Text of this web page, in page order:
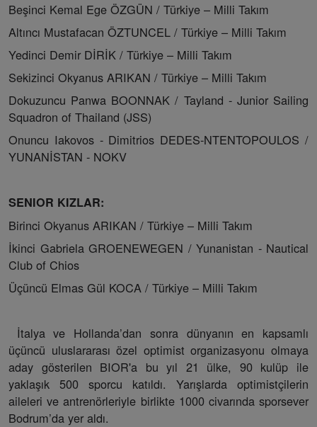
Beşinci Kemal Ege ÖZGÜN / Türkiye – Milli Takım
Altıncı Mustafacan ÖZTUNCEL / Türkiye – Milli Takım
Yedinci Demir DİRİK / Türkiye – Milli Takım
Sekizinci Okyanus ARIKAN / Türkiye – Milli Takım
Dokuzuncu Panwa BOONNAK / Tayland - Junior Sailing
Squadron of Thailand (JSS)
Onuncu Iakovos - Dimitrios DEDES-NTENTOPOULOS /
YUNANİSTAN - NOKV
SENIOR KIZLAR:
Birinci Okyanus ARIKAN / Türkiye – Milli Takım
İkinci Gabriela GROENEWEGEN / Yunanistan - Nautical
Club of Chios
Üçüncü Elmas Gül KOCA / Türkiye – Milli Takım
İtalya ve Hollanda’dan sonra dünyanın en kapsamlı
üçüncü uluslararası özel optimist organizasyonu olmaya
aday gösterilen BIOR'a bu yıl 21 ülke, 90 kulüp ile
yaklaşık 500 sporcu katıldı. Yarışlarda optimistçilerin
aileleri ve antrenörleriyle birlikte 1000 civarında sporsever
Bodrum’da yer aldı.